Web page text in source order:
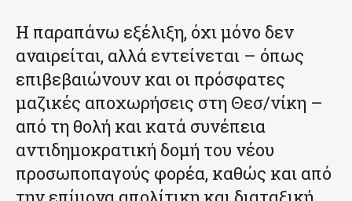
Η παραπάνω εξέλιξη, όχι μόνο δεν
αναιρείται, αλλά εντείνεται – όπως
επιβεβαιώνουν και οι πρόσφατες
μαζικές αποχωρήσεις στη Θεσ/νίκη –
από τη θολή και κατά συνέπεια
αντιδημοκρατική δομή του νέου
προσωποπαγούς φορέα, καθώς και από